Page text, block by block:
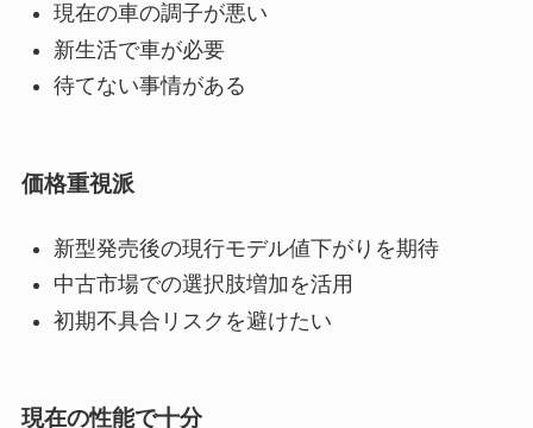
現在の車の調子が悪い
新生活で車が必要
待てない事情がある
価格重視派
新型発売後の現行モデル値下がりを期待
中古市場での選択肢増加を活用
初期不具合リスクを避けたい
現在の性能で十分